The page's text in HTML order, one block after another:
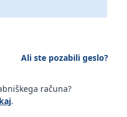
Ali ste pozabili geslo?
računa?
.